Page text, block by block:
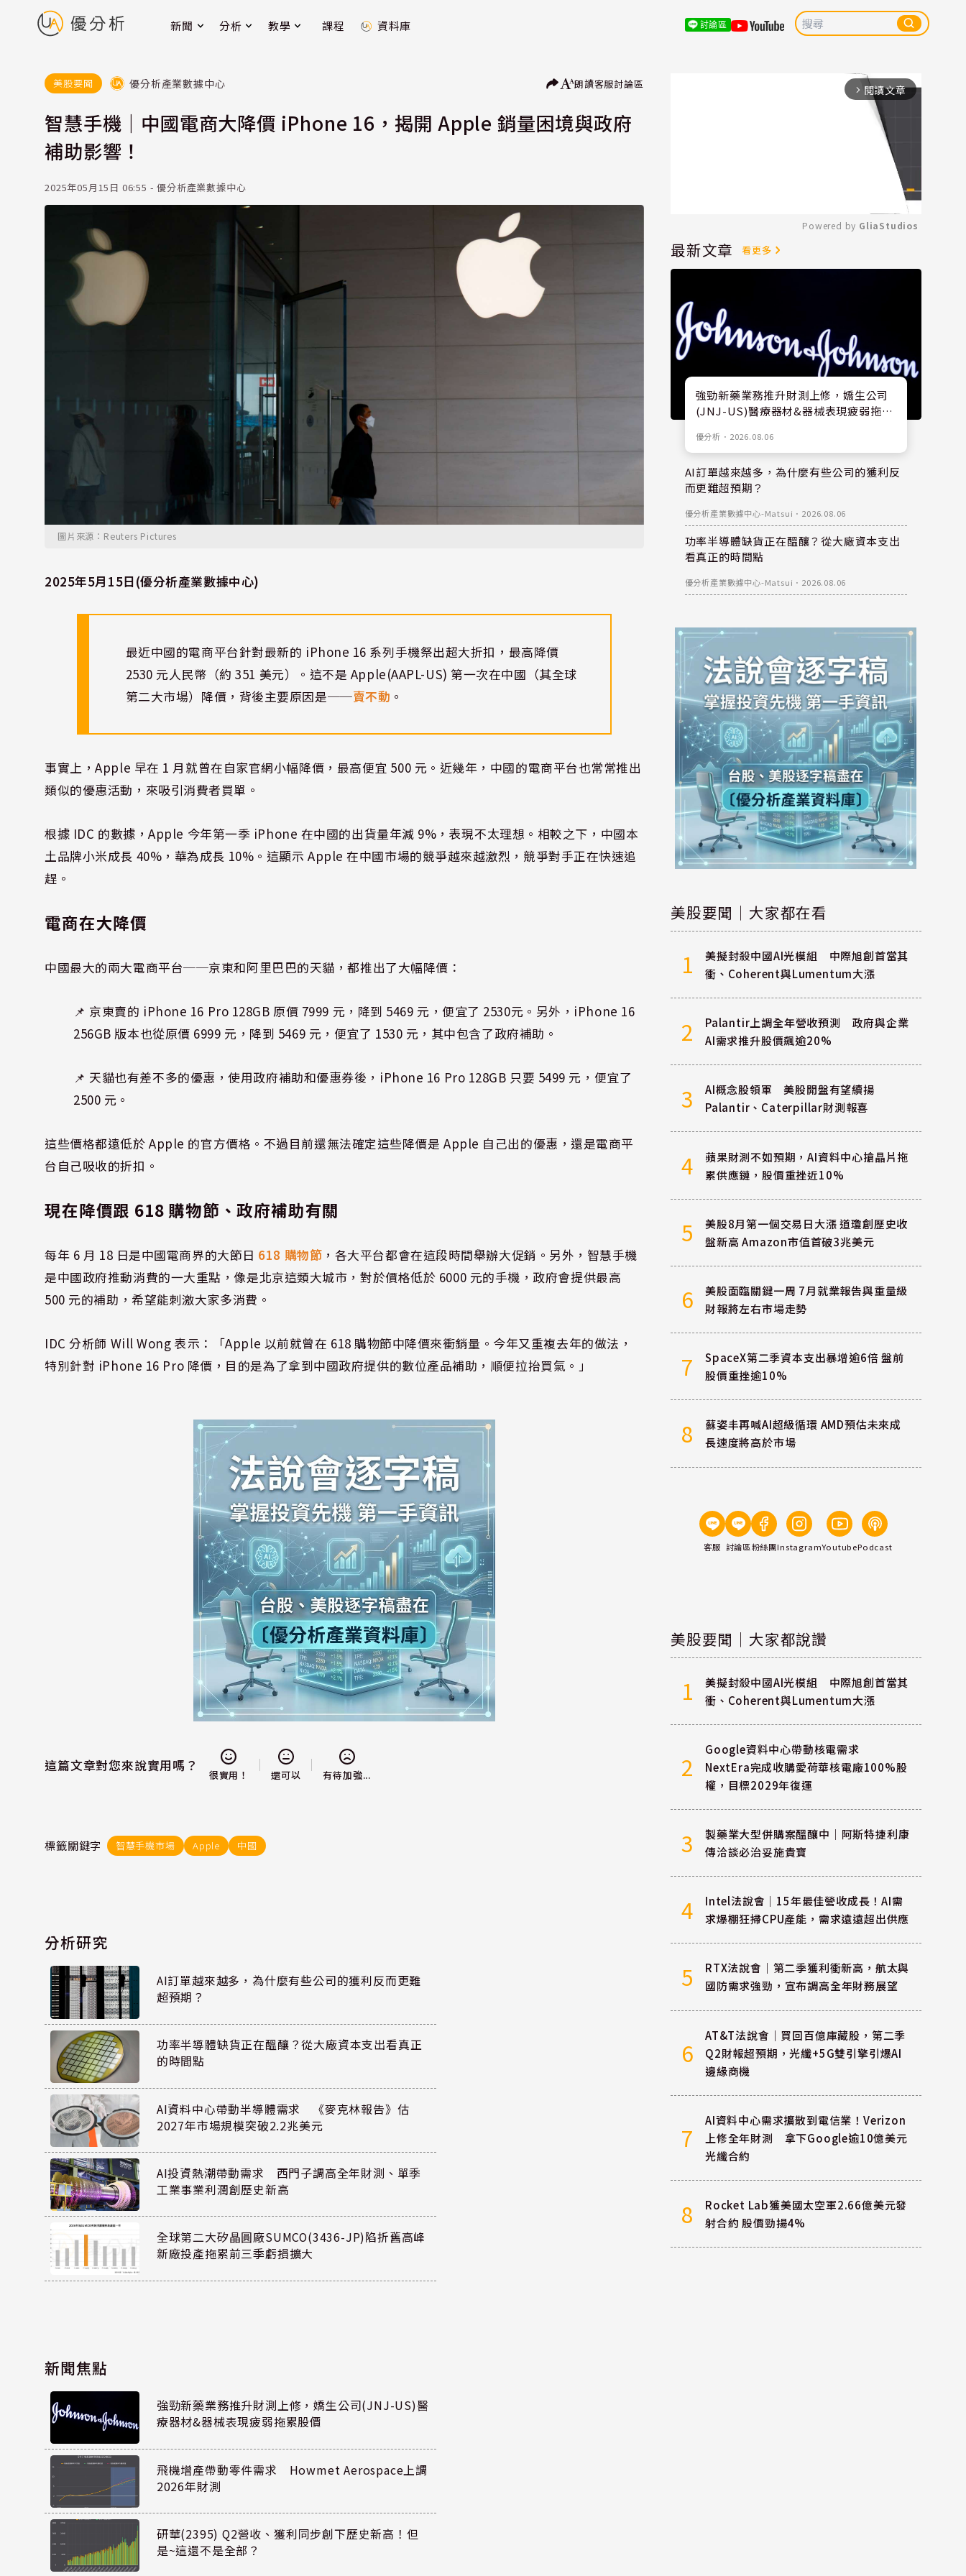
新聞 分析 教學 課程 資料庫 討論區
美股要聞 優分析產業數據中心 朗讀客服討論區
智慧手機｜中國電商大降價 iPhone 16，揭開 Apple 銷量困境與政府
補助影響！
2025年05月15日 06:55 - 優分析產業數據中心
圖片來源：Reuters Pictures
2025年5月15日(優分析產業數據中心)
最近中國的電商平台針對最新的 iPhone 16 系列手機祭出超大折扣，最高降價
2530 元人民幣（約 351 美元）。這不是 Apple(AAPL-US) 第一次在中國（其全球
第二大市場）降價，背後主要原因是──賣不動 。
事實上，Apple 早在 1 月就曾在自家官網小幅降價，最高便宜 500 元。近幾年，中國的電商平台也常常推出
類似的優惠活動，來吸引消費者買單。
根據 IDC 的數據，Apple 今年第一季 iPhone 在中國的出貨量年減 9%，表現不太理想。相較之下，中國本
土品牌小米成長 40%，華為成長 10%。這顯示 Apple 在中國市場的競爭越來越激烈，競爭對手正在快速追
趕。
電商在大降價
中國最大的兩大電商平台──京東和阿里巴巴的天貓，都推出了大幅降價：
📌 京東賣的 iPhone 16 Pro 128GB 原價 7999 元，降到 5469 元，便宜了 2530元。另外，iPhone 16
256GB 版本也從原價 6999 元，降到 5469 元，便宜了 1530 元，其中包含了政府補助。
📌 天貓也有差不多的優惠，使用政府補助和優惠券後，iPhone 16 Pro 128GB 只要 5499 元，便宜了
2500 元。
這些價格都遠低於 Apple 的官方價格。不過目前還無法確定這些降價是 Apple 自己出的優惠，還是電商平
台自己吸收的折扣。
現在降價跟 618 購物節、政府補助有關
每年 6 月 18 日是中國電商界的大節日 618 購物節 ，各大平台都會在這段時間舉辦大促銷。另外，智慧手機
是中國政府推動消費的一大重點，像是北京這類大城市，對於價格低於 6000 元的手機，政府會提供最高
500 元的補助，希望能刺激大家多消費。
IDC 分析師 Will Wong 表示：「Apple 以前就曾在 618 購物節中降價來衝銷量。今年又重複去年的做法，
特別針對 iPhone 16 Pro 降價，目的是為了拿到中國政府提供的數位產品補助，順便拉抬買氣。」
這篇文章對您來說實用嗎？
很實用！ 還可以 有待加強...
標籤關鍵字 智慧手機市場 Apple 中國
分析研究
AI訂單越來越多，為什麼有些公司的獲利反而更難
超預期？
功率半導體缺貨正在醞釀？從大廠資本支出看真正
的時間點
AI資料中心帶動半導體需求 《麥克林報告》估
2027年市場規模突破2.2兆美元
AI投資熱潮帶動需求 西門子調高全年財測、單季
工業事業利潤創歷史新高
全球第二大矽晶圓廠SUMCO(3436-JP)陷折舊高峰
新廠投產拖累前三季虧損擴大
新聞焦點
強勁新藥業務推升財測上修，嬌生公司(JNJ-US)醫
療器材&器械表現疲弱拖累股價
飛機增產帶動零件需求 Howmet Aerospace上調
2026年財測
研華(2395) Q2營收、獲利同步創下歷史新高！但
是~這還不是全部？
arrow_forward_ios 閱讀文章
Mute
Powered by GliaStudios
最新文章 看更多
強勁新藥業務推升財測上修，嬌生公司
(JNJ-US)醫療器材&器械表現疲弱拖累
優分析 ． 2026.08.06
AI訂單越來越多，為什麼有些公司的獲利反
而更難超預期？
優分析產業數據中心-Matsui ． 2026.08.06
功率半導體缺貨正在醞釀？從大廠資本支出
看真正的時間點
優分析產業數據中心-Matsui ． 2026.08.06
美股要聞｜大家都在看
1
美擬封殺中國AI光模組 中際旭創首當其
衝、Coherent與Lumentum大漲
2
Palantir上調全年營收預測 政府與企業
AI需求推升股價飆逾20%
3
AI概念股領軍 美股開盤有望續揚
Palantir、Caterpillar財測報喜
4
蘋果財測不如預期，AI資料中心搶晶片拖
累供應鏈，股價重挫近10%
5
美股8月第一個交易日大漲 道瓊創歷史收
盤新高 Amazon市值首破3兆美元
6
美股面臨關鍵一周 7月就業報告與重量級
財報將左右市場走勢
7
SpaceX第二季資本支出暴增逾6倍 盤前
股價重挫逾10%
8
蘇姿丰再喊AI超級循環 AMD預估未來成
長速度將高於市場
客服 討論區粉絲團InstagramYoutubePodcast
美股要聞｜大家都說讚
1
美擬封殺中國AI光模組 中際旭創首當其
衝、Coherent與Lumentum大漲
2
Google資料中心帶動核電需求
NextEra完成收購愛荷華核電廠100%股
權，目標2029年復運
3
製藥業大型併購案醞釀中｜阿斯特捷利康
傳洽談必治妥施貴寶
4
Intel法說會｜15年最佳營收成長！AI需
求爆棚狂掃CPU產能，需求遠遠超出供應
5
RTX法說會｜第二季獲利衝新高，航太與
國防需求強勁，宣布調高全年財務展望
6
AT&T法說會｜買回百億庫藏股，第二季
Q2財報超預期，光纖+5G雙引擎引爆AI
邊緣商機
7
AI資料中心需求擴散到電信業！Verizon
上修全年財測 拿下Google逾10億美元
光纖合約
8
Rocket Lab獲美國太空軍2.66億美元發
射合約 股價勁揚4%